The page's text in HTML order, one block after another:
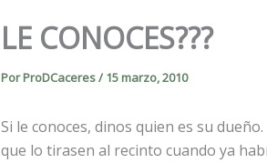
LE CONOCES???
PorProDCaceres/ 15 marzo, 2010
Si le conoces, dinos quien es su
que lo tirasen al recinto cuando ya